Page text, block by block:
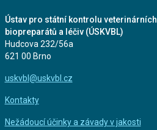
Ústav pro státní kontrolu veterinárních
biopreparátů a léčiv (ÚSKVBL)
Hudcova 232/56a
621 00 Brno
uskvbl@uskvbl.cz
Kontakty
Nežádoucí účinky a závady v jakosti